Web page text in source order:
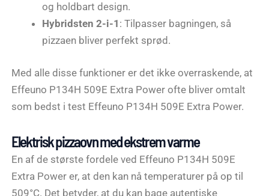
og holdbart design.
Hybridsten 2-i-1 : Tilpasser bagningen, så
pizzaen bliver perfekt sprød.
Med alle disse funktioner er det ikke overraskende, at
Effeuno P134H 509E Extra Power ofte bliver omtalt
som bedst i test Effeuno P134H 509E Extra Power.
Elektrisk pizzaovn med ekstrem varme
En af de største fordele ved Effeuno P134H 509E
Extra Power er, at den kan nå temperaturer på op til
509°C. Det betyder, at du kan bage autentiske